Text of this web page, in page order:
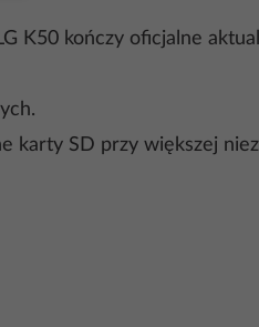
K50 kończy oficjalne
karty SD przy większej